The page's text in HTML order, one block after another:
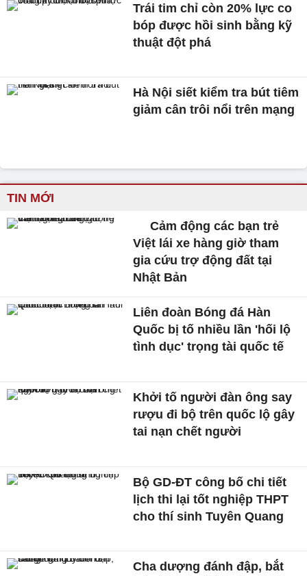
Trái tim chỉ còn 20% lực co
bóp được hồi sinh bằng kỹ
thuật đột phá
Hà Nội siết kiểm tra bút tiêm
giảm cân trôi nổi trên mạng
TIN MỚI
Cảm động các bạn trẻ
Việt lái xe hàng giờ tham
gia cứu trợ động đất tại
Nhật Bản
Liên đoàn Bóng đá Hàn
Quốc bị tố nhiều lần 'hối lộ
tình dục' trọng tài quốc tế
Khởi tố người đàn ông say
rượu đi bộ trên quốc lộ gây
tai nạn chết người
Bộ GD-ĐT công bố chi tiết
lịch thi lại tốt nghiệp THPT
cho thí sinh Tuyên Quang
Cha dượng đánh đập, bắt